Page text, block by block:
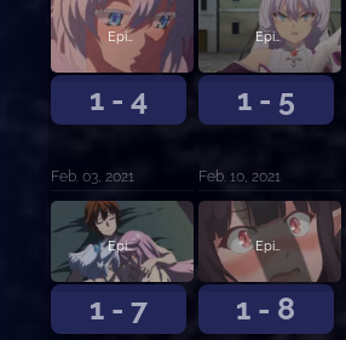
1 - 4
Episodio 4
Feb. 03, 2021
1 - 5
Episodio 5
Feb. 10, 2021
1 - 7
Episodio 7
1 - 8
Episodio 8